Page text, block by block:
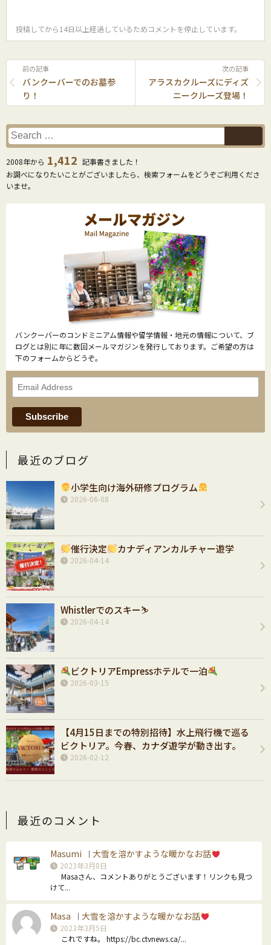
投稿してから14日以上経過しているためコメントを停止しています。
前の記事
バンクーバーでのお墓参
り！
次の記事
アラスカクルーズにディズ
ニークルーズ登場！
2008年から 1,412 記事書きました！
お調べになりたいことがございましたら、検索フォームをどうぞご利用くださ
いませ。
バンクーバーのコンドミニアム情報や留学情報・地元の情報について、ブ
ログとは別に年に数回メールマガジンを発行しております。ご希望の方は
下のフォームからどうぞ。
最近のブログ
小学生向け海外研修プログラム
2026-06-08
催行決定 カナディアンカルチャー遊学
2026-04-14
Whistlerでのスキー⛷️
2026-04-14
ビクトリアEmpressホテルで一泊
2026-03-15
【4月15日までの特別招待】水上飛行機で巡る
ビクトリア。今春、カナダ遊学が動き出す。
2026-02-12
最近のコメント
Masumi ｜ 大雪を溶かすような暖かなお話
2023年3月8日
Masaさん、コメントありがとうございます！リンクも見つ
けて...
Masa ｜ 大雪を溶かすような暖かなお話
2023年3月5日
これですね。 https://bc.ctvnews.ca/...